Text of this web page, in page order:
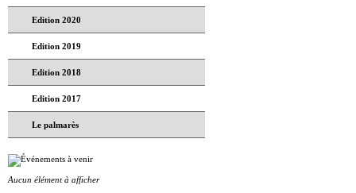
Edition 2020
Edition 2019
Edition 2018
Edition 2017
Le palmarès
Aucun élément à afficher